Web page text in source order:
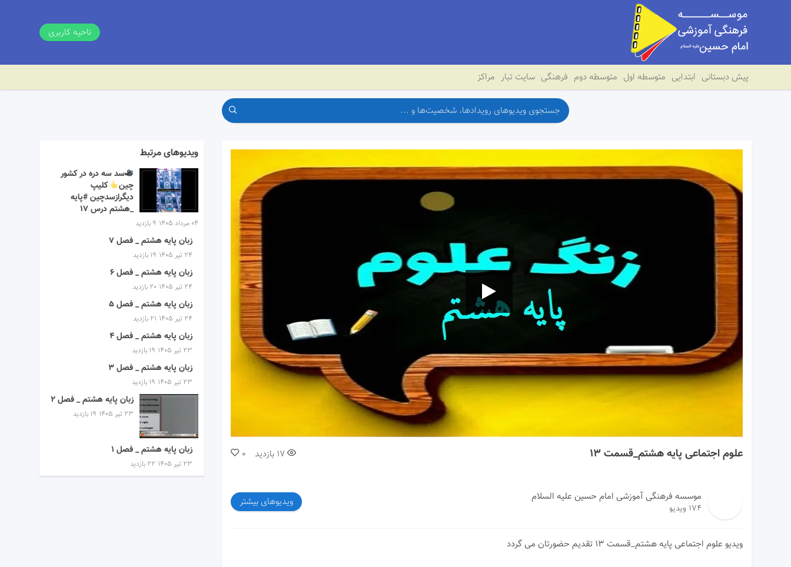
ناحیه کاربری
پیش دبستانی ابتدایی متوسطه اول متوسطه دوم فرهنگی سایت تبار مراکز
علوم اجتماعی پایه هشتم_قسمت 13 0 17 بازدید
موسسه فرهنگی آموزشی امام حسین علیه السلام
174 ویدیو ویدیوهای بیشتر
ویدیو علوم اجتماعی پایه هشتم_قسمت 13 تقدیم حضورتان می گردد
ویدیوهای مرتبط
سد سه دره در کشور
چین
کلیپ
دیگرازسدچین #پایه
_هشتم درس ۱۷
۰۴ مرداد ۱۴۰۵ 9 بازدید
زبان پایه هشتم _ فصل 7
۲۴ تیر ۱۴۰۵ 19 بازدید
زبان پایه هشتم _ فصل 6
۲۴ تیر ۱۴۰۵ 20 بازدید
زبان پایه هشتم _ فصل 5
۲۴ تیر ۱۴۰۵ 21 بازدید
زبان پایه هشتم _ فصل 4
۲۳ تیر ۱۴۰۵ 19 بازدید
زبان پایه هشتم _ فصل 3
۲۳ تیر ۱۴۰۵ 19 بازدید
زبان پایه هشتم _ فصل 2
۲۳ تیر ۱۴۰۵ 19 بازدید
زبان پایه هشتم _ فصل 1
۲۳ تیر ۱۴۰۵ 22 بازدید